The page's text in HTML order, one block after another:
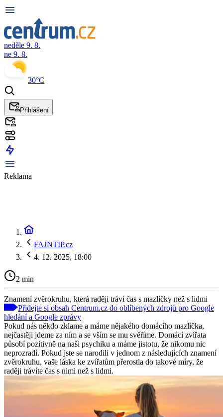
neděle 9. 8.
ne 9. 8.
30°C
Přihlášení
Reklama
FAJNTIP.cz
4. 12. 2025, 18:00
2 min
Znamení zvěrokruhu, která raději tráví čas s mazlíčky než s lidmi
Přidejte si obsah Centrum.cz do oblíbených zdrojů pro Google
hledání a Google zprávy
Pokud nás někdo zklame a máme nějakého domácího mazlíčka,
nejčastěji jdeme za ním a se vším se mu svěříme. Domácí zvířata
působí pozitivně na naši psychiku a máme jistotu, že nikomu nic
neprozradí. Pokud jste se narodili v jednom z následujících znamení
zvěrokruhu, vaše láska ke zvířatům přerostla do takové míry, že
raději trávíte čas s nimi než s lidmi.